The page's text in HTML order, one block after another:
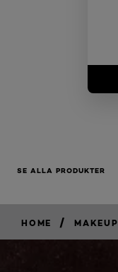
SE ALLA PRODUKTER
HOME / MAKEUP